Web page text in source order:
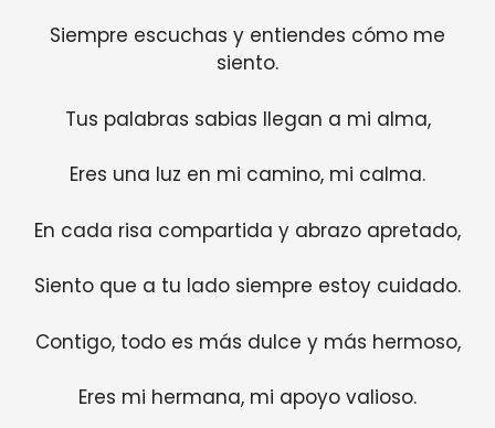
Siempre escuchas y entiendes cómo me
siento.
Tus palabras sabias llegan a mi alma,
Eres una luz en mi camino, mi calma.
En cada risa compartida y abrazo apretado,
Siento que a tu lado siempre estoy cuidado.
Contigo, todo es más dulce y más hermoso,
Eres mi hermana, mi apoyo valioso.